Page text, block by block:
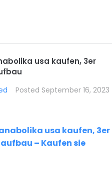
usa kaufen, 3er
Posted September 16, 2023
usa kaufen, 3er
– Kaufen sie